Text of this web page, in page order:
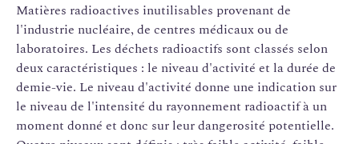
Matières radioactives inutilisables provenant de
l'industrie nucléaire, de centres médicaux ou de
laboratoires. Les déchets radioactifs sont classés selon
deux caractéristiques : le niveau d'activité et la durée de
demie-vie. Le niveau d'activité donne une indication sur
le niveau de l'intensité du rayonnement radioactif à un
moment donné et donc sur leur dangerosité potentielle.